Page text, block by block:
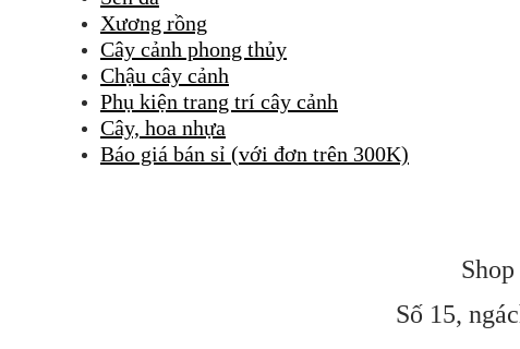
Xương rồng
Cây cảnh phong thủy
Chậu cây cảnh
Phụ kiện trang trí cây cảnh
Cây, hoa nhựa
Báo giá bán sỉ (với đơn trên 300K)
Số 15,